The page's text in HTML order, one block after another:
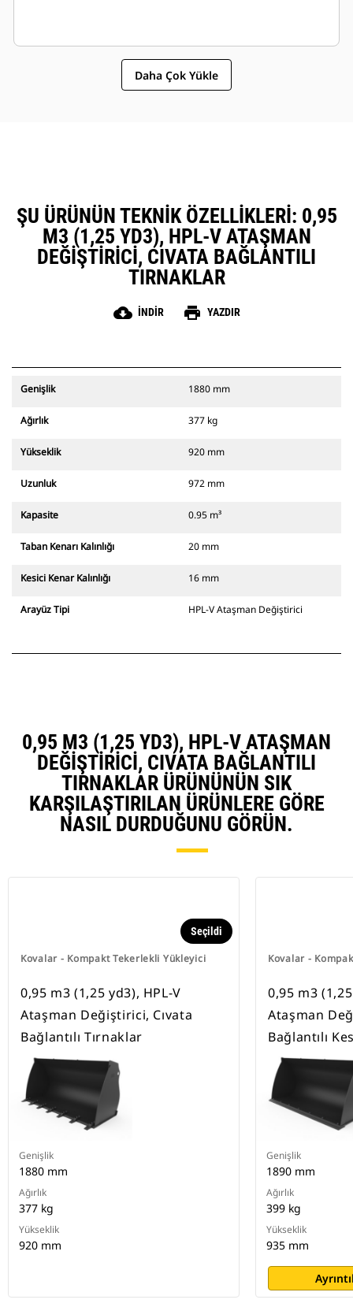
Daha Çok Yükle
ŞU ÜRÜNÜN TEKNIK ÖZELLIKLERI: 0,95
M3 (1,25 YD3), HPL-V ATAŞMAN
DEĞIŞTIRICI, CIVATA BAĞLANTILI
TIRNAKLAR
cloud_download İNDIR print YAZDIR
Genişlik 1880 mm
Ağırlık 377 kg
Yükseklik 920 mm
Uzunluk 972 mm
Kapasite 0.95 m³
Taban Kenarı Kalınlığı 20 mm
Kesici Kenar Kalınlığı 16 mm
Arayüz Tipi HPL-V Ataşman Değiştirici
0,95 M3 (1,25 YD3), HPL-V ATAŞMAN
DEĞIŞTIRICI, CIVATA BAĞLANTILI
TIRNAKLAR ÜRÜNÜNÜN SIK
KARŞILAŞTIRILAN ÜRÜNLERE GÖRE
NASIL DURDUĞUNU GÖRÜN.
Kovalar - Kompakt Tekerlekli Yükleyici
Seçildi
0,95 m3 (1,25 yd3), HPL-V
Ataşman Değiştirici, Cıvata
Bağlantılı Tırnaklar
Genişlik
1880 mm
Ağırlık
377 kg
Yükseklik
920 mm
Kovalar -
0,95 m3
Ataşman
Bağlantılı
Genişlik
1890 mm
Ağırlık
399 kg
Yükseklik
935 mm